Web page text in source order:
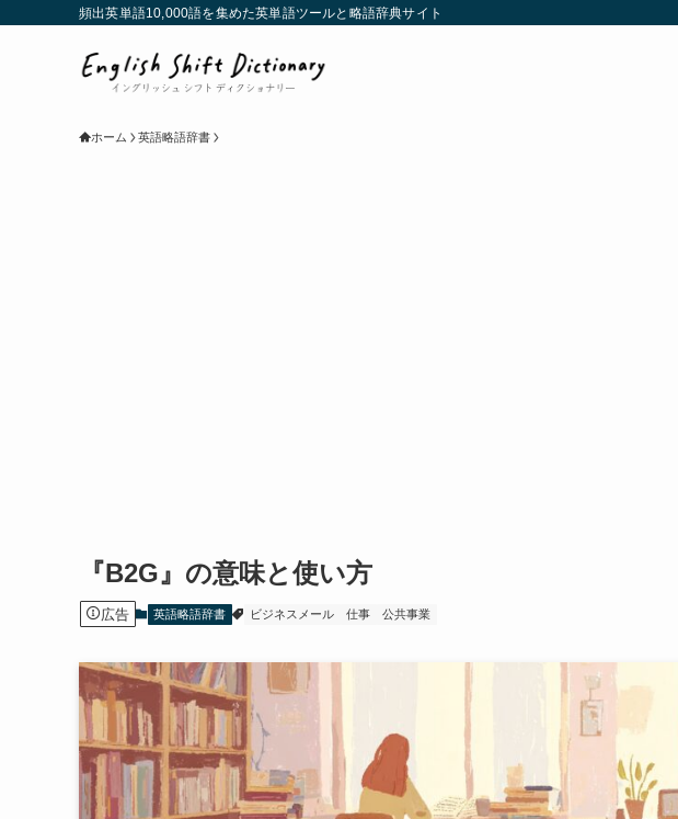
頻出英単語10,000語を集めた英単語ツールと略語辞典サイト
ホーム 英語略語辞書
『B2G』の意味と使い方
広告 英語略語辞書 ビジネスメール 仕事 公共事業